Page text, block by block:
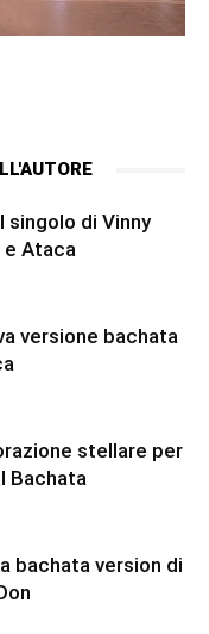
singolo di Vinny
e Ataca
versione bachata
stellare per
Bachata
bachata version di